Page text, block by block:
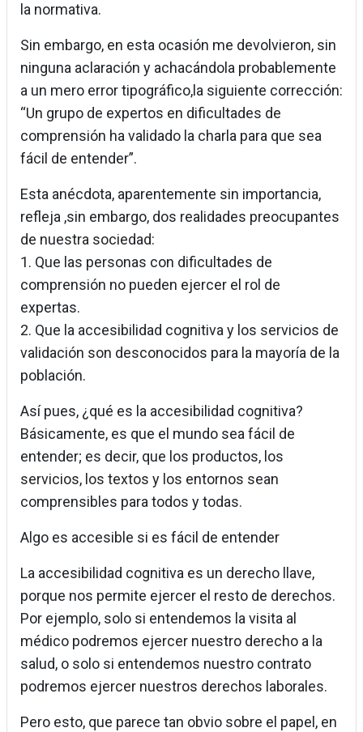
la normativa.
Sin embargo, en esta ocasión me devolvieron, sin
ninguna aclaración y achacándola probablemente
a un mero error tipográfico,la siguiente corrección:
“Un grupo de expertos en dificultades de
comprensión ha validado la charla para que sea
fácil de entender”.
Esta anécdota, aparentemente sin importancia,
refleja ,sin embargo, dos realidades preocupantes
de nuestra sociedad:
1. Que las personas con dificultades de
comprensión no pueden ejercer el rol de
expertas.
2. Que la accesibilidad cognitiva y los servicios de
validación son desconocidos para la mayoría de la
población.
Así pues, ¿qué es la accesibilidad cognitiva?
Básicamente, es que el mundo sea fácil de
entender; es decir, que los productos, los
servicios, los textos y los entornos sean
comprensibles para todos y todas.
Algo es accesible si es fácil de entender
La accesibilidad cognitiva es un derecho llave,
porque nos permite ejercer el resto de derechos.
Por ejemplo, solo si entendemos la visita al
médico podremos ejercer nuestro derecho a la
salud, o solo si entendemos nuestro contrato
podremos ejercer nuestros derechos laborales.
Pero esto, que parece tan obvio sobre el papel, en